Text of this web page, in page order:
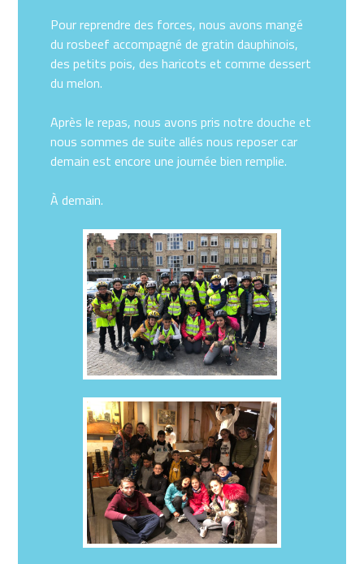
Pour reprendre des forces, nous avons mangé
du rosbeef accompagné de gratin dauphinois,
des petits pois, des haricots et comme dessert
du melon.
Après le repas, nous avons pris notre douche et
nous sommes de suite allés nous reposer car
demain est encore une journée bien remplie.
À demain.